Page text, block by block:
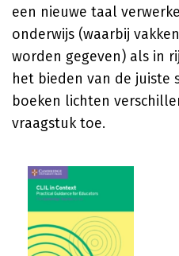
een nieuwe taal
onderwijs (waarbij
worden gegeven) als in
het bieden van de juiste
boeken lichten
vraagstuk toe.